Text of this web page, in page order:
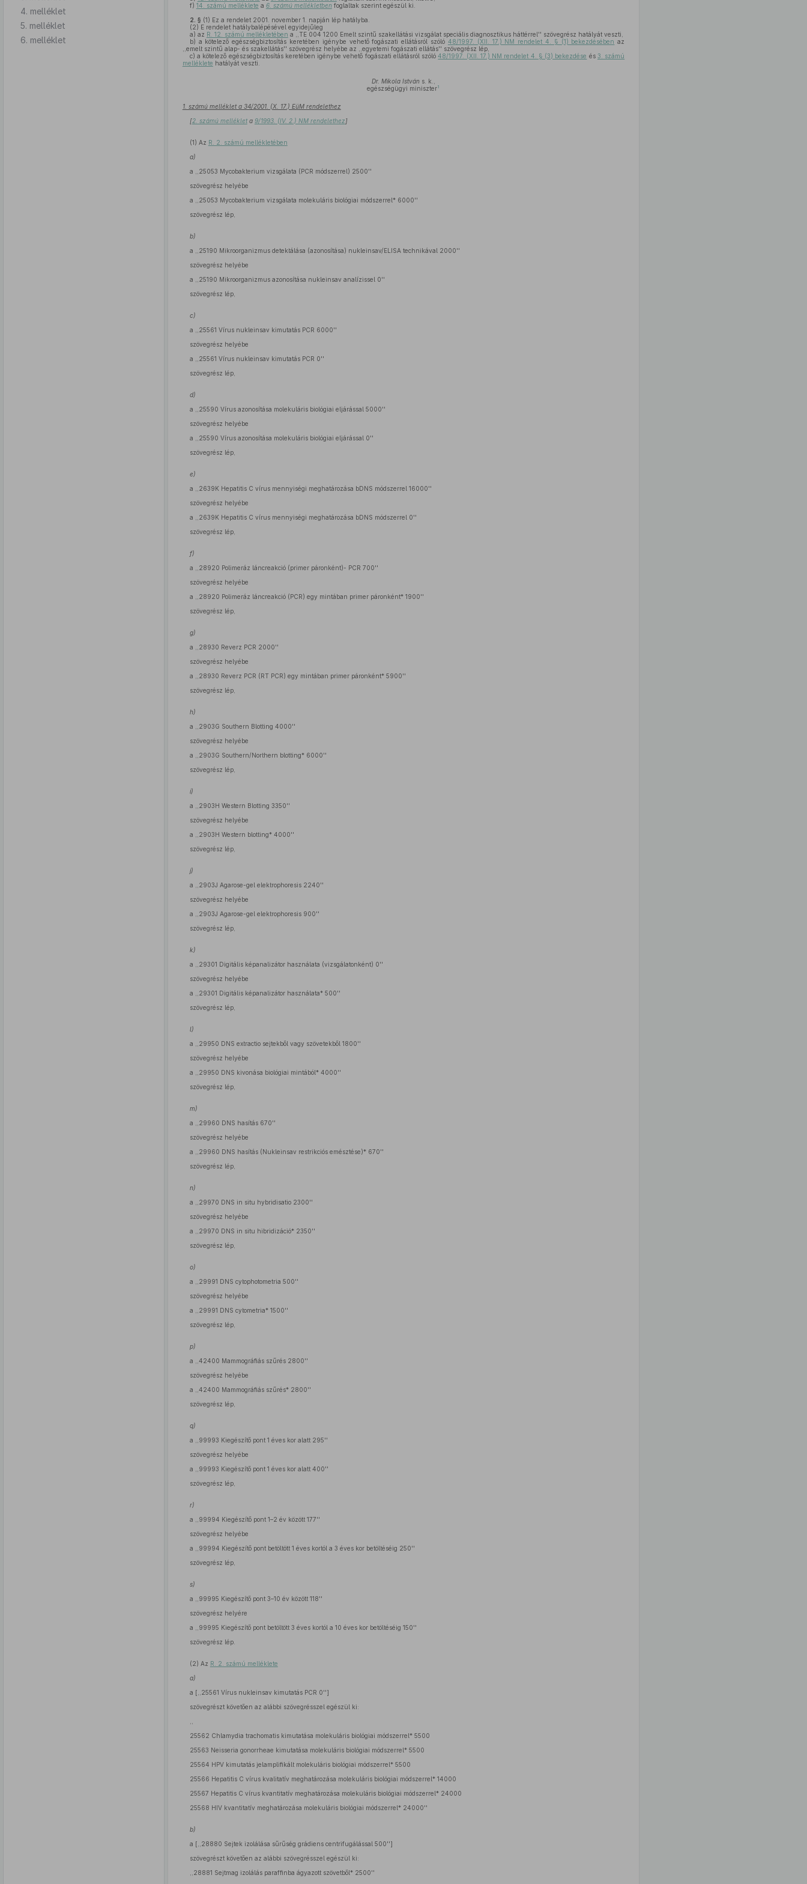
4. melléklet
5. melléklet
6. melléklet
f) 14. számú melléklete a 6. számú mellékletben foglaltak szerint egészül ki.
2. § (1) Ez a rendelet 2001. november 1. napján lép hatályba.
(2) E rendelet hatálybalépésével egyidejűleg
a) az R. 12. számú mellékletében a ,,TE 004 1200 Emelt szintű szakellátási vizsgálat speciális diagnosztikus háttérrel'' szövegrész hatályát veszti,
b) a kötelező egészségbiztosítás keretében igénybe vehető fogászati ellátásról szóló 48/1997. (XII. 17.) NM rendelet 4. § (1) bekezdésében az
,,emelt szintű alap- és szakellátás'' szövegrész helyébe az ,,egyetemi fogászati ellátás'' szövegrész lép,
c) a kötelező egészségbiztosítás keretében igénybe vehető fogászati ellátásról szóló48/1997. (XII. 17.) NM rendelet 4. § (3) bekezdése és 3. számú
melléklete hatályát veszti.
Dr. Mikola Istváns. k.,
egészségügyi miniszter1
1. számú melléklet a 34/2001. (X. 17.) EüM rendelethez
[2. számú mellékleta 9/1993. (IV. 2.) NM rendelethez]
(1) Az R. 2. számú mellékletében
a)
a ,,25053 Mycobakterium vizsgálata (PCR módszerrel) 2500''
szövegrész helyébe
a ,,25053 Mycobakterium vizsgálata molekuláris biológiai módszerrel* 6000''
szövegrész lép,
b)
a ,,25190 Mikroorganizmus detektálása (azonosítása) nukleinsav/ELISA technikával 2000''
szövegrész helyébe
a ,,25190 Mikroorganizmus azonosítása nukleinsav analízissel 0''
szövegrész lép,
c)
a ,,25561 Vírus nukleinsav kimutatás PCR 6000''
szövegrész helyébe
a ,,25561 Vírus nukleinsav kimutatás PCR 0''
szövegrész lép,
d)
a ,,25590 Vírus azonosítása molekuláris biológiai eljárással 5000''
szövegrész helyébe
a ,,25590 Vírus azonosítása molekuláris biológiai eljárással 0''
szövegrész lép,
e)
a ,,2639K Hepatitis C vírus mennyiségi meghatározása bDNS módszerrel 16000''
szövegrész helyébe
a ,,2639K Hepatitis C vírus mennyiségi meghatározása bDNS módszerrel 0''
szövegrész lép,
f)
a ,,28920 Polimeráz láncreakció (primer páronként)- PCR 700''
szövegrész helyébe
a ,,28920 Polimeráz láncreakció (PCR) egy mintában primer páronként* 1900''
szövegrész lép,
g)
a ,,28930 Reverz PCR 2000''
szövegrész helyébe
a ,,28930 Reverz PCR (RT PCR) egy mintában primer páronként* 5900''
szövegrész lép,
h)
a ,,2903G Southern Blotting 4000''
szövegrész helyébe
a ,,2903G Southern/Northern blotting* 6000''
szövegrész lép,
i)
a ,,2903H Western Blotting 3350''
szövegrész helyébe
a ,,2903H Western blotting* 4000''
szövegrész lép,
j)
a ,,2903J Agarose-gel elektrophoresis 2240''
szövegrész helyébe
a ,,2903J Agarose-gel elektrophoresis 900''
szövegrész lép,
k)
a ,,29301 Digitális képanalizátor használata (vizsgálatonként) 0''
szövegrész helyébe
a ,,29301 Digitális képanalizátor használata* 500''
szövegrész lép,
l)
a ,,29950 DNS extractio sejtekből vagy szövetekből 1800''
szövegrész helyébe
a ,,29950 DNS kivonása biológiai mintából* 4000''
szövegrész lép,
m)
a ,,29960 DNS hasítás 670''
szövegrész helyébe
a ,,29960 DNS hasítás (Nukleinsav restrikciós emésztése)* 670''
szövegrész lép,
n)
a ,,29970 DNS in situ hybridisatio 2300''
szövegrész helyébe
a ,,29970 DNS in situ hibridizáció* 2350''
szövegrész lép,
o)
a ,,29991 DNS cytophotometria 500''
szövegrész helyébe
a ,,29991 DNS cytometria* 1500''
szövegrész lép,
p)
a ,,42400 Mammográfiás szűrés 2800''
szövegrész helyébe
a ,,42400 Mammográfiás szűrés* 2800''
szövegrész lép,
q)
a ,,99993 Kiegészítő pont 1 éves kor alatt 295''
szövegrész helyébe
a ,,99993 Kiegészítő pont 1 éves kor alatt 400''
szövegrész lép,
r)
a ,,99994 Kiegészítő pont 1–2 év között 177''
szövegrész helyébe
a ,,99994 Kiegészítő pont betöltött 1 éves kortól a 3 éves kor betöltéséig 250''
szövegrész lép,
s)
a ,,99995 Kiegészítő pont 3–10 év között 118''
szövegrész helyére
a ,,99995 Kiegészítő pont betöltött 3 éves kortól a 10 éves kor betöltéséig 150''
szövegrész lép.
(2) Az R. 2. számú melléklete
a)
a [,,25561 Vírus nukleinsav kimutatás PCR 0'']
szövegrészt követően az alábbi szövegrésszel egészül ki:
25562 Chlamydia trachomatis kimutatása molekuláris biológiai módszerrel* 5500
25563 Neisseria gonorrheae kimutatása molekuláris biológiai módszerrel* 5500
25564 HPV kimutatás jelamplifikált molekuláris biológiai módszerrel* 5500
25566 Hepatitis C vírus kvalitatív meghatározása molekuláris biológiai módszerrel* 14000
25567 Hepatitis C vírus kvantitatív meghatározása molekuláris biológiai módszerrel* 24000
25568 HIV kvantitatív meghatározása molekuláris biológiai módszerrel* 24000''
b)
a [,,28880 Sejtek izolálása sűrűség grádiens centrifugálással 500'']
szövegrészt követően az alábbi szövegrésszel egészül ki:
,,28881 Sejtmag izolálás paraffinba ágyazott szövetből* 2500''